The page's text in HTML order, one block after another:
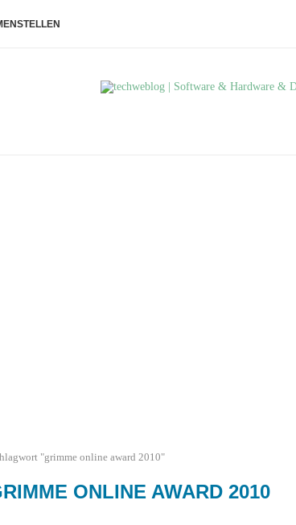
"grimme online award 2010"
ONLINE AWARD 2010